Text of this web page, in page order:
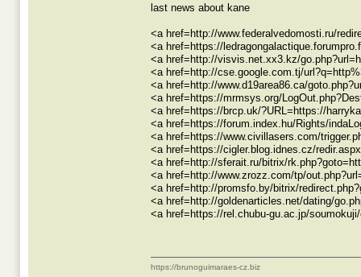
last news about kane
<a href=http://www.federalvedomosti.ru/
<a href=https://
<a href=http://visvis.net.xx3.kz/
<a href=http://cse.google.com.tj/
<a href=http://www.d19area86.ca/
<a href=https://mrmsys.org/
<a href=https://brcp.uk/?URL=https://
<a href=https://forum.index.hu/Rights/
<a href=https://www.civillasers.com/
<a href=https://cigler.blog.idnes.cz/
<a href=http://sferait.ru/bitrix/
<a href=http://www.zrozz.com/tp/
<a href=http://promsfo.by/bitrix/
<a href=http://goldenarticles.net/dating/
<a href=https://rel.chubu-gu.ac.jp/
https://brunoguimaraes-cz.biz